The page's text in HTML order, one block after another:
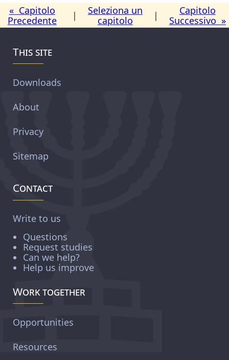
« Capitolo
Precedente
|
Seleziona un
capitolo
|
Capitolo
Successivo »
This site
Downloads
About
Privacy
Sitemap
Contact
Write to us
Questions
Request studies
Can we help?
Help us improve
Work together
Opportunities
Resources